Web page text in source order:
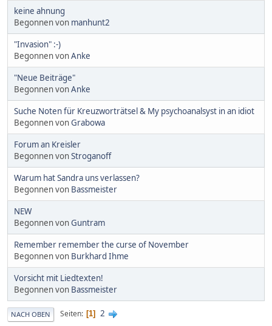
keine ahnung
Begonnen von manhunt2
"Invasion" :-)
Begonnen vonAnke
"Neue Beiträge"
Begonnen vonAnke
Suche Noten für Kreuzworträtsel & My psychoanalsyst in an idiot
Begonnen vonGrabowa
Forum an Kreisler
Begonnen vonStroganoff
Warum hat Sandra uns verlassen?
Begonnen von Bassmeister
NEW
Begonnen vonGuntram
Remember remember the curse of November
Begonnen von Burkhard Ihme
Vorsicht mit Liedtexten!
Begonnen von Bassmeister
NACH OBEN Seiten 1 2